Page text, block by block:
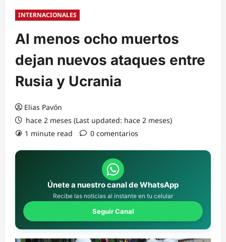
INTERNACIONALES
Al menos ocho muertos
dejan nuevos ataques entre
Rusia y Ucrania
Elias Pavón
hace 2 meses (Last updated: hace 2 meses)
1 minute read
0 comentarios
Únete a nuestro canal de WhatsApp
Recibe las noticias al instante en tu celular
Seguir Canal